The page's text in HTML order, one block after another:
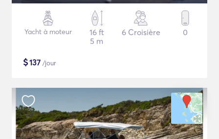
Yacht à moteur
16 ft
5 m
6 Croisière 0
$137 /jour